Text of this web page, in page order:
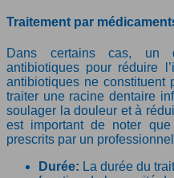
Traitement par
Dans certains cas, un
antibiotiques pour réduire
antibiotiques ne constituent
traiter une racine dentaire
soulager la douleur et à
est important de noter
prescrits par un
Durée: La durée du